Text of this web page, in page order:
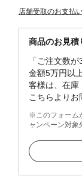
店舗受取のお支払
商品のお見積
「ご注文数
金額5万円以
客様は、在庫
こちらよりお
※このフォーム
ャンペーン対象